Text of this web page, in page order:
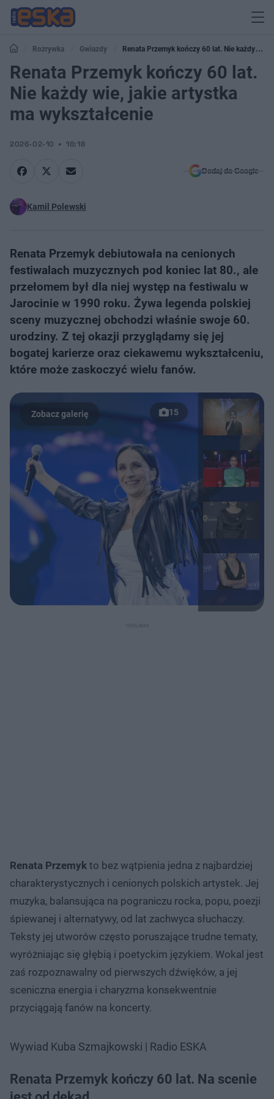
Rozrywka Gwiazdy
Renata Przemyk kończy 60 lat. Nie każdy wie,
jakie artystka ma wykształcenie
Renata Przemyk kończy 60 lat.
Nie każdy wie, jakie artystka
ma wykształcenie
2026-02-10 16:18
Dodaj do Google
Kamil Polewski
Renata Przemyk debiutowała na cenionych
festiwalach muzycznych pod koniec lat 80., ale
przełomem był dla niej występ na festiwalu w
Jarocinie w 1990 roku. Żywa legenda polskiej
sceny muzycznej obchodzi właśnie swoje 60.
urodziny. Z tej okazji przyglądamy się jej
bogatej karierze oraz ciekawemu wykształceniu,
które może zaskoczyć wielu fanów.
15
Renata Przemyk to bez wątpienia jedna z najbardziej
charakterystycznych i cenionych polskich artystek. Jej
muzyka, balansująca na pograniczu rocka, popu, poezji
śpiewanej i alternatywy, od lat zachwyca słuchaczy.
Teksty jej utworów często poruszające trudne tematy,
wyróżniając się głębią i poetyckim językiem. Wokal jest
zaś rozpoznawalny od pierwszych dźwięków, a jej
sceniczna energia i charyzma konsekwentnie
przyciągają fanów na koncerty.
Wywiad Kuba Szmajkowski | Radio ESKA
Renata Przemyk kończy 60 lat. Na scenie